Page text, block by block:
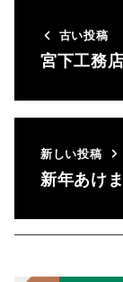
古い投稿
宮下工務
新しい投稿
新年あけ